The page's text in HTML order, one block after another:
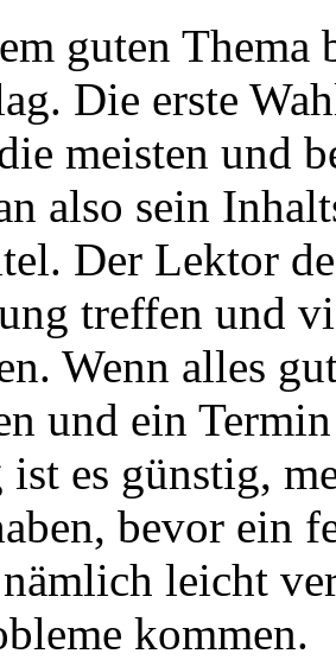
guten Thema
Die erste
meisten und
also sein
Der Lektor
treffen und
Wenn alles
und ein
es günstig,
bevor ein
leicht
kommen.